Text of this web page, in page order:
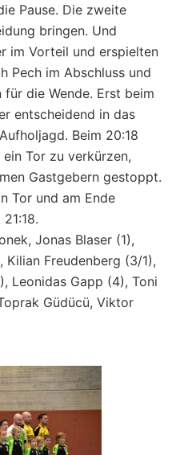
Pause. Die zweite
bringen. Und
im Vorteil und erspielten
Pech im Abschluss und
die Wende. Erst beim
entscheidend in das
Beim 20:18
Tor zu verkürzen,
Gastgebern gestoppt.
Tor und am Ende
Jonas Blaser (1),
Kilian Freudenberg (3/1),
Leonidas Gapp (4), Toni
Güdücü, Viktor